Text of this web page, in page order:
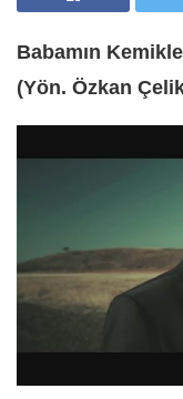
Babamın
(Yön. Özkan